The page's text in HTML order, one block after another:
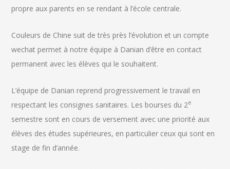
propre aux parents en se rendant à l’école centrale.
Couleurs de Chine suit de très près l’évolution et un compte
wechat permet à notre équipe à Danian d’être en contact
permanent avec les élèves qui le souhaitent.
L’équipe de Danian reprend progressivement le travail en
respectant les consignes sanitaires. Les bourses du 2e
semestre sont en cours de versement avec une priorité aux
élèves des études supérieures, en particulier ceux qui sont en
stage de fin d’année.